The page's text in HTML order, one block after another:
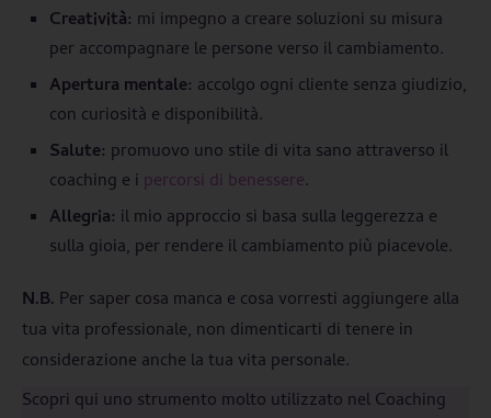
Creatività: mi impegno a creare soluzioni su misura
per accompagnare le persone verso il cambiamento.
Apertura mentale: accolgo ogni cliente senza giudizio,
con curiosità e disponibilità.
Salute: promuovo uno stile di vita sano attraverso il
coaching e i percorsi di benessere.
Allegria: il mio approccio si basa sulla leggerezza e
sulla gioia, per rendere il cambiamento più piacevole.
N.B. Per saper cosa manca e cosa vorresti aggiungere alla
tua vita professionale, non dimenticarti di tenere in
considerazione anche la tua vita personale.
Scopri qui uno strumento molto utilizzato nel Coaching